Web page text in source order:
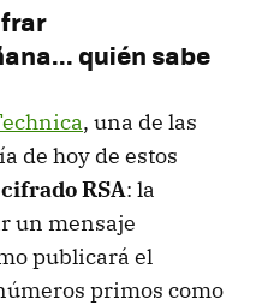
quién sabe
, una de las
de hoy de estos
RSA: la
un mensaje
publicará el
primos como